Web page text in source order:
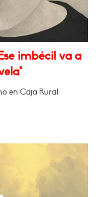
imbécil va a
en Caja Rural